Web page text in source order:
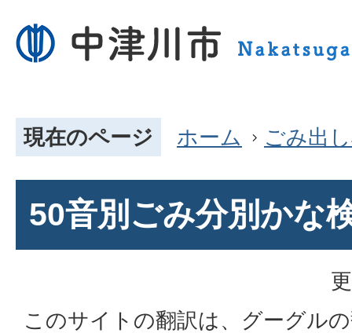
現在のページ ホーム ごみ出
50音別ごみ分別かな
このサイトの翻訳は、グーグル